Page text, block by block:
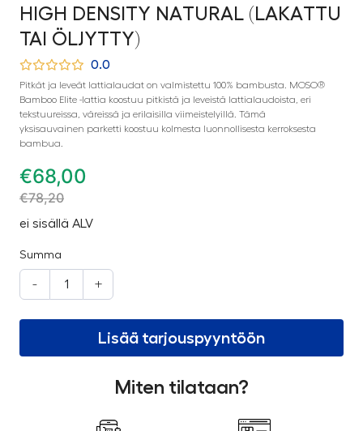
HIGH DENSITY NATURAL (LAKATTU
TAI ÖLJYTTY)
0.0
Pitkät ja leveät lattialaudat on valmistettu 100% bambusta. MOSO®
Bamboo Elite -lattia koostuu pitkistä ja leveistä lattialaudoista, eri
tekstuureissa, väreissä ja erilaisilla viimeistelyillä. Tämä
yksisauvainen parketti koostuu kolmesta luonnollisesta kerroksesta
bambua.
€68,00
€78,20
ei sisällä ALV
Summa
- +
Lisää tarjouspyyntöön
Miten tilataan?